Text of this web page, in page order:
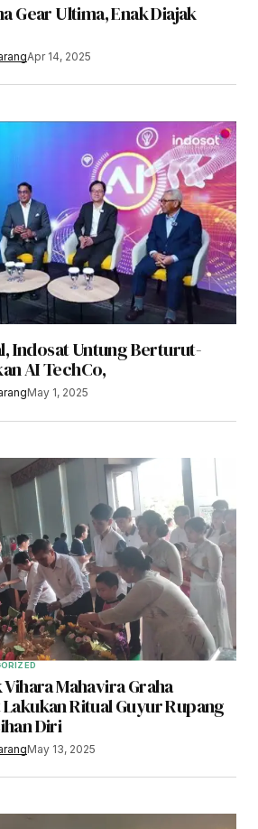
Gear Ultima, Enak Diajak
Apr 14, 2025
Indosat Untung Berturut-
AI TechCo,
May 1, 2025
Mahavira Graha
Ritual Guyur Rupang
Diri
May 13, 2025